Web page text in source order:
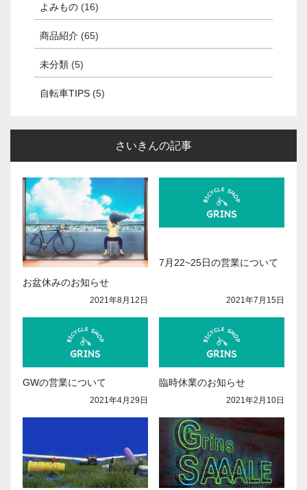
よみもの (16)
商品紹介 (65)
未分類 (5)
自転車TIPS (5)
さいきんの記事
お盆休みのお知らせ
2021年8月12日
7月22~25日の営業について
2021年7月15日
GWの営業について
2021年4月29日
臨時休業のお知らせ
2021年2月10日